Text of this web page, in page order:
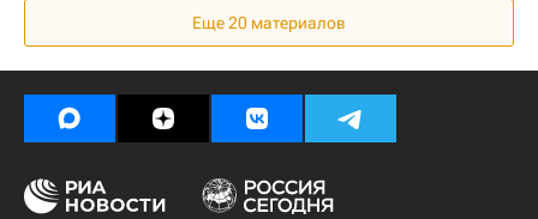
Еще 20 материалов